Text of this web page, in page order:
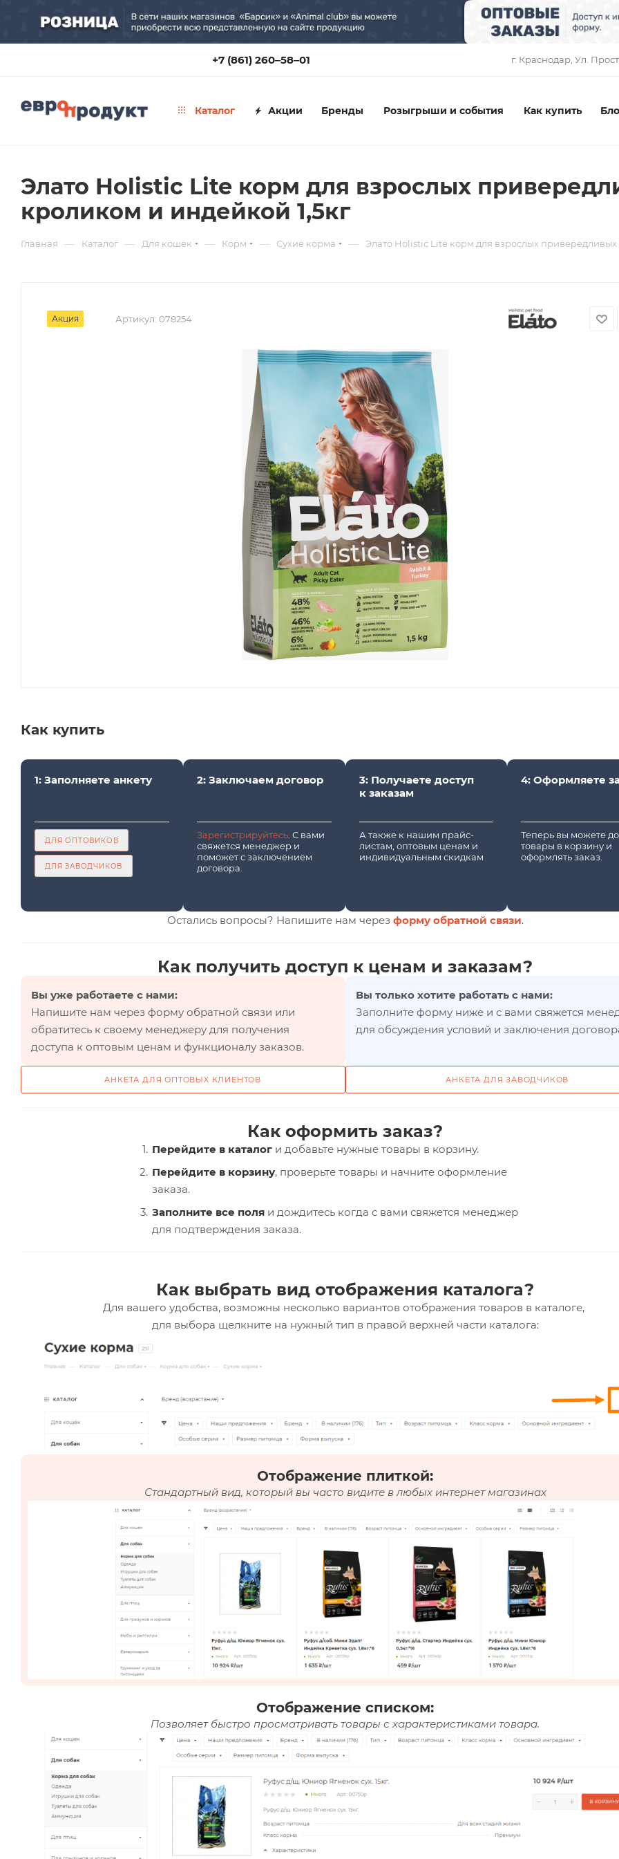
+7 (861) 260‒58‒01 г. Краснодар, ​Ул.
Каталог Акции Бренды Розыгрыши и события Как купить
Элато Holistic Lite корм для взрослых
кроликом и индейкой 1,5кг
Главная — Каталог — Для кошек — Корм — Сухие корма — Элато Holistic Lite корм для взрослых
Акция Артикул: 078254
Как купить
1: Заполняете анкету
ДЛЯ ОПТОВИКОВ
ДЛЯ ЗАВОДЧИКОВ
2: Заключаем договор
Зарегистрируйтесь. С вами
свяжется менеджер и
поможет с заключением
договора.
3: Получаете доступ
к заказам
А также к нашим прайс-
листам, оптовым ценам и
индивидуальным скидкам
4: Оформляете
Теперь вы можете
товары в корзину и
оформлять заказ.
Остались вопросы? Напишите нам через форму обратной связи.
Как получить доступ к ценам и заказам?
Вы уже работаете с нами:
Напишите нам через форму обратной связи или
обратитесь к своему менеджеру для получения
доступа к оптовым ценам и функционалу заказов.
Вы только хотите работать с нами:
Заполните форму ниже и с вами свяжется
для обсуждения условий и заключения
АНКЕТА ДЛЯ ОПТОВЫХ КЛИЕНТОВ АНКЕТА ДЛЯ ЗАВОДЧИКОВ
Как оформить заказ?
Перейдите в каталоги добавьте нужные товары в корзину.
Перейдите в корзину, проверьте товары и начните оформление
заказа.
Заполните все поляи дождитесь когда с вами свяжется менеджер
для подтверждения заказа.
Как выбрать вид отображения каталога?
Для вашего удобства, возможны несколько вариантов отображения товаров в каталоге,
для выбора щелкните на нужный тип в правой верхней части каталога:
Отображение плиткой:
Стандартный вид, который вы часто видите в любых интернет магазинах
Отображение списком:
Позволяет быстро просматривать товары с характеристиками товара.